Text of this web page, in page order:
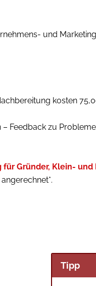
und
kosten
Feedback zu
Gründer, Klein-
Tipp